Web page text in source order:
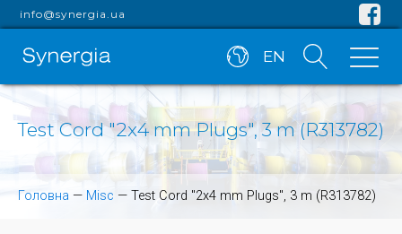
info@synergia.ua
EN
Test Cord "2x4 mm Plugs", 3 m (R313782)
Головна — Misc — Test Cord "2x4 mm Plugs", 3 m (R313782)